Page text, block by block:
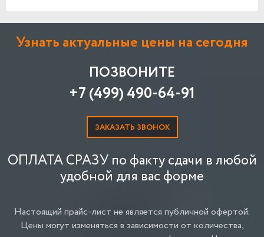
Узнать актуальные цены на сегодня
ПОЗВОНИТЕ
+7 (499) 490-64-91
ЗАКАЗАТЬ ЗВОНОК
ОПЛАТА СРАЗУ по факту сдачи в любой
удобной для вас форме
Настоящий прайс-лист не является публичной офертой.
Цены могут изменяться в зависимости от количества,